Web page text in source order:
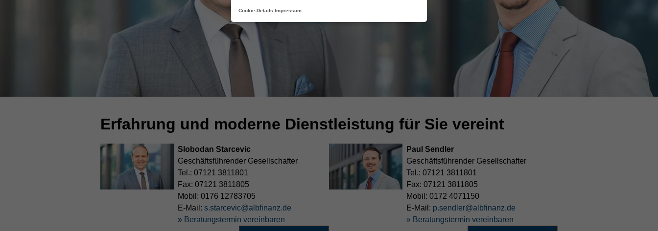
Erfahrung und moderne Dienstleistung für Sie vereint
Slobodan Starcevic
Geschäftsführender Gesellschafter
Tel.: 07121 3811801
Fax: 07121 3811805
Mobil: 0176 12783705
E-Mail: s.starcevic@albfinanz.de
» Beratungstermin vereinbaren
Paul Sendler
Geschäftsführender Gesellschafter
Tel.: 07121 3811801
Fax: 07121 3811805
Mobil: 0172 4071150
E-Mail: p.sendler@albfinanz.de
» Beratungstermin vereinbaren
Cookie-Details Impressum